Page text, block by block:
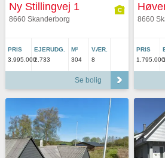
Ny Stillingvej 1
8660 Skanderborg
PRIS
3.995.000
EJERUDG.
2.733
M²
304
VÆR.
8
Se bolig
8660
PRIS
1.795.000